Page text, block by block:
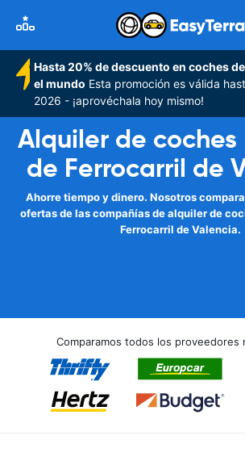
Hasta 20% de descuento en coches
el mundo Esta promoción es válida
2026 - ¡aprovéchala hoy mismo!
Alquiler de coches
de Ferrocarril de
Ahorre tiempo y dinero. Nosotros
ofertas de las compañías de alquiler de
Ferrocarril de Valencia.
Comparamos todos los proveedores